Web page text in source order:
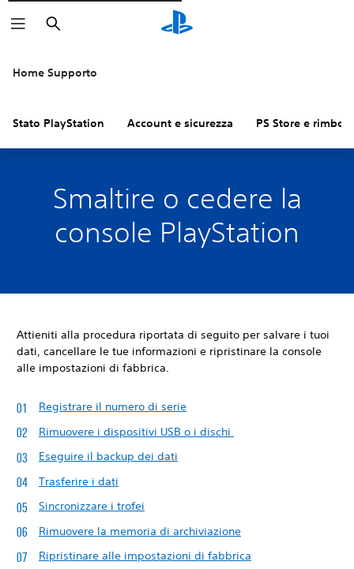
Cerca
Home Supporto
Stato PlayStation Account e sicurezza PS Store e
Smaltire o cedere la
console PlayStation
Attieniti alla procedura riportata di seguito per salvare i tuoi
dati, cancellare le tue informazioni e ripristinare la console
alle impostazioni di fabbrica.
Registrare il numero di serie
Rimuovere i dispositivi USB o i dischi
Eseguire il backup dei dati
Trasferire i dati
Sincronizzare i trofei
Rimuovere la memoria di archiviazione
Ripristinare alle impostazioni di fabbrica